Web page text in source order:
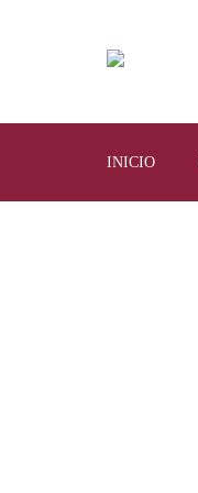
INICIO